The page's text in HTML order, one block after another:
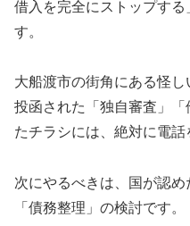
借入を完全にストップす
す。
大船渡市の街角にある怪
投函された「独自審査」
たチラシには、絶対に電話
次にやるべきは、国が認
「債務整理」の検討です。